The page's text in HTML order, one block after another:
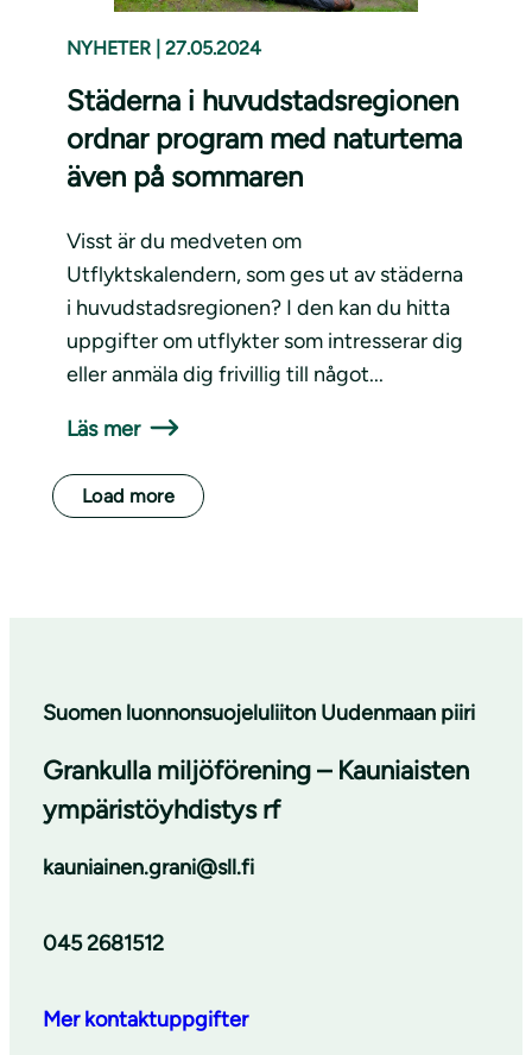
NYHETER 27.05.2024
Städerna i huvudstadsregionen
ordnar program med naturtema
även på sommaren
Visst är du medveten om
Utflyktskalendern, som ges ut av städerna
i huvudstadsregionen? I den kan du hitta
uppgifter om utflykter som intresserar dig
eller anmäla dig frivillig till något...
Läs mer
Load more
Suomen luonnonsuojeluliiton Uudenmaan piiri
Grankulla miljöförening – Kauniaisten
ympäristöyhdistys rf
kauniainen.grani@sll.fi
045 2681512
Mer kontaktuppgifter